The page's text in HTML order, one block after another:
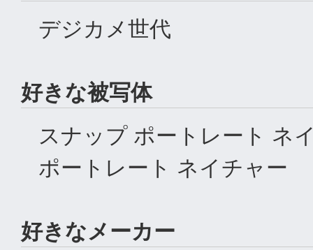
デジカメ世代
好きな被写体
スナップ ポートレート ネ
ポートレート ネイチャー
好きなメーカー